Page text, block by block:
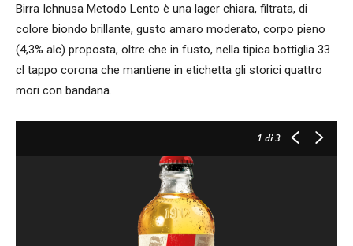
Birra Ichnusa Metodo Lento è una lager chiara, filtrata, di
colore biondo brillante, gusto amaro moderato, corpo pieno
(4,3% alc) proposta, oltre che in fusto, nella tipica bottiglia 33
cl tappo corona che mantiene in etichetta gli storici quattro
mori con bandana.
1 di 3